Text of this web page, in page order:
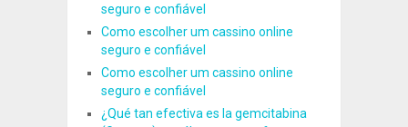
seguro e confiável
Como escolher um cassino online
seguro e confiável
Como escolher um cassino online
seguro e confiável
¿Qué tan efectiva es la gemcitabina